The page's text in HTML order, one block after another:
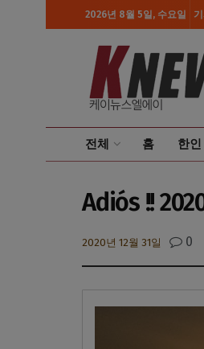
2026년 8월 5일, 수요일
전체 홈 한인
Adiós !!
2020년 12월 31일 0